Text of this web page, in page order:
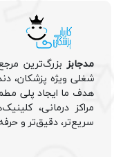
مدجابزبزرگ‌ترین
شغلی ویژه پزشکان،
هدف ما ایجاد پلی
مراکز درمانی،
سریع‌تر، دقیق‌تر و